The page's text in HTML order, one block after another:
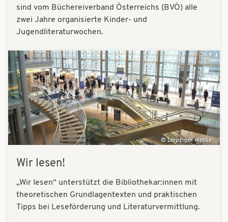
sind vom Büchereiverband Österreichs (BVÖ) alle
zwei Jahre organisierte Kinder- und
Jugendliteraturwochen.
Bilder
Leipziger Messe
Wir lesen!
„Wir lesen“ unterstützt die Bibliothekar:innen mit
theoretischen Grundlagentexten und praktischen
Tipps bei Leseförderung und Literaturvermittlung.